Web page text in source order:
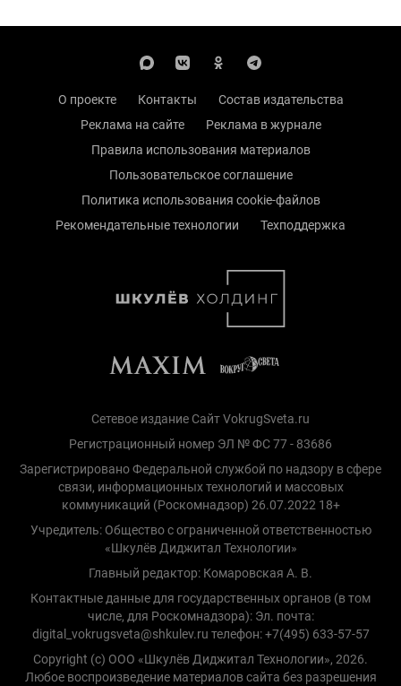
О проекте Контакты
Состав издательства
Реклама на сайте
Реклама в журнале
Правила использования материалов
Пользовательское соглашение
Политика использования cookie-файлов
Рекомендательные технологии
Техподдержка
Сетевое издание Сайт VokrugSveta.ru
Регистрационный номер ЭЛ № ФС 77 - 83686
Зарегистрировано Федеральной службой по надзору в сфере
связи, информационных технологий и массовых
коммуникаций (Роскомнадзор) 26.07.2022 18+
Учредитель: Общество с ограниченной ответственностью
«Шкулёв Диджитал Технологии»
Главный редактор: Комаровская А. В.
Контактные данные для государственных органов (в том
числе, для Роскомнадзора): Эл. почта:
digital_vokrugsveta@shkulev.ru телефон: +7(495) 633-57-57
Copyright (с) ООО «Шкулёв Диджитал Технологии», 2026.
Любое воспроизведение материалов сайта без разрешения